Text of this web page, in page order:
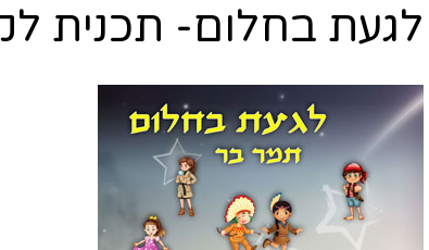
לגעת בחלום- תכנית